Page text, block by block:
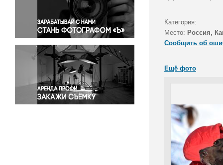
Правосудие
Происшествия и конфликты
Религия
Светская жизнь
Спорт
Экология
Экономика и бизнес
Категория:
Место: Россия,
Сообщить об
Ещё фото